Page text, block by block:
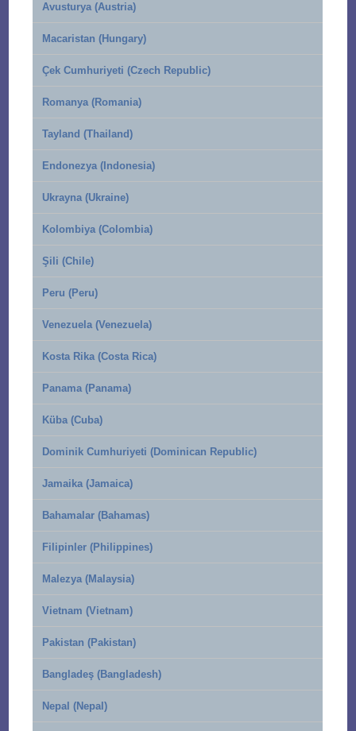
Avusturya (Austria)
Macaristan (Hungary)
Çek Cumhuriyeti (Czech Republic)
Romanya (Romania)
Tayland (Thailand)
Endonezya (Indonesia)
Ukrayna (Ukraine)
Kolombiya (Colombia)
Şili (Chile)
Peru (Peru)
Venezuela (Venezuela)
Kosta Rika (Costa Rica)
Panama (Panama)
Küba (Cuba)
Dominik Cumhuriyeti (Dominican Republic)
Jamaika (Jamaica)
Bahamalar (Bahamas)
Filipinler (Philippines)
Malezya (Malaysia)
Vietnam (Vietnam)
Pakistan (Pakistan)
Bangladeş (Bangladesh)
Nepal (Nepal)